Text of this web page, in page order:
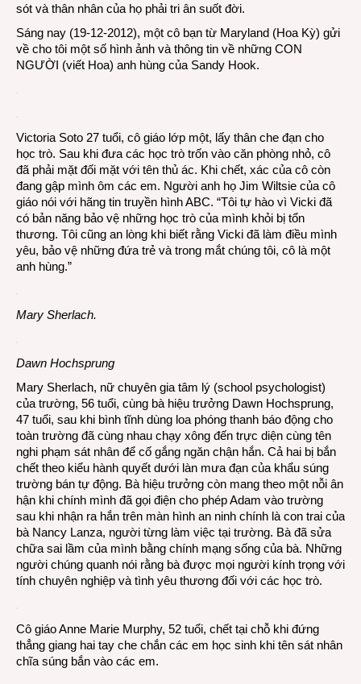
sót và thân nhân của họ phải tri ân suốt đời.
Sáng nay (19-12-2012), một cô bạn từ Maryland (Hoa Kỳ) gửi
về cho tôi một số hình ảnh và thông tin về những CON
NGƯỜI (viết Hoa) anh hùng của Sandy Hook.
Victoria Soto 27 tuổi, cô giáo lớp một, lấy thân che đạn cho
học trò. Sau khi đưa các học trò trốn vào căn phòng nhỏ, cô
đã phải mặt đối mặt với tên thủ ác. Khi chết, xác của cô còn
đang gập mình ôm các em. Người anh họ Jim Wiltsie của cô
giáo nói với hãng tin truyền hình ABC. “Tôi tự hào vì Vicki đã
có bản năng bảo vệ những học trò của mình khỏi bị tổn
thương. Tôi cũng an lòng khi biết rằng Vicki đã làm điều mình
yêu, bảo vệ những đứa trẻ và trong mắt chúng tôi, cô là một
anh hùng.”
Mary Sherlach.
Dawn Hochsprung
Mary Sherlach, nữ chuyên gia tâm lý (school psychologist)
của trường, 56 tuổi, cùng bà hiệu trưởng Dawn Hochsprung,
47 tuổi, sau khi bình tĩnh dùng loa phóng thanh báo động cho
toàn trường đã cùng nhau chạy xông đến trực diện cùng tên
nghi phạm sát nhân để cố gắng ngăn chận hắn. Cả hai bị bắn
chết theo kiểu hành quyết dưới làn mưa đạn của khẩu súng
trường bán tự động. Bà hiệu trưởng còn mang theo một nỗi ân
hận khi chính mình đã gọi điện cho phép Adam vào trường
sau khi nhận ra hắn trên màn hình an ninh chính là con trai của
bà Nancy Lanza, người từng làm việc tại trường. Bà đã sửa
chữa sai lầm của mình bằng chính mạng sống của bà. Những
người chúng quanh nói rằng bà được mọi người kính trọng với
tính chuyên nghiệp và tình yêu thương đối với các học trò.
Cô giáo Anne Marie Murphy, 52 tuổi, chết tại chỗ khi đứng
thẳng giang hai tay che chắn các em học sinh khi tên sát nhân
chĩa súng bắn vào các em.